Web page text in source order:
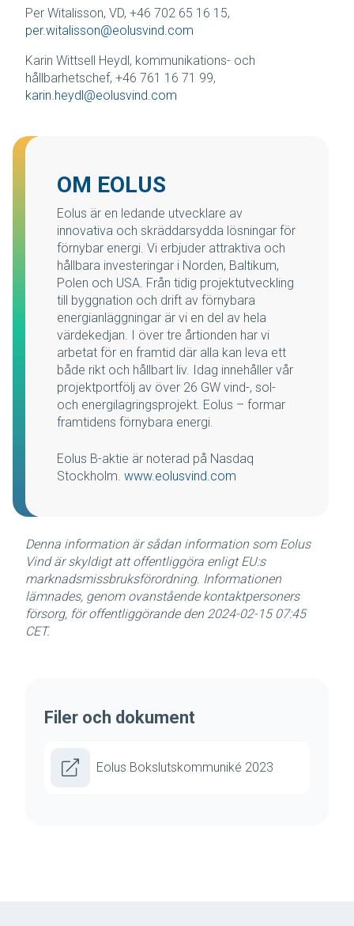
Per Witalisson, VD, +46 702 65 16 15,
per.witalisson@eolusvind.com
Karin Wittsell Heydl, kommunikations- och
hållbarhetschef, +46 761 16 71 99,
karin.heydl@eolusvind.com
OM EOLUS
Eolus är en ledande utvecklare av
innovativa och skräddarsydda lösningar för
förnybar energi. Vi erbjuder attraktiva och
hållbara investeringar i Norden, Baltikum,
Polen och USA. Från tidig projektutveckling
till byggnation och drift av förnybara
energianläggningar är vi en del av hela
värdekedjan. I över tre årtionden har vi
arbetat för en framtid där alla kan leva ett
både rikt och hållbart liv. Idag innehåller vår
projektportfölj av över 26 GW vind-, sol-
och energilagringsprojekt. Eolus – formar
framtidens förnybara energi.
Eolus B-aktie är noterad på Nasdaq
Stockholm. www.eolusvind.com
Denna information är sådan information som Eolus
Vind är skyldigt att offentliggöra enligt EU:s
marknadsmissbruksförordning. Informationen
lämnades, genom ovanstående kontaktpersoners
försorg, för offentliggörande den 2024-02-15 07:45
CET.
Filer och dokument
Eolus Bokslutskommuniké 2023